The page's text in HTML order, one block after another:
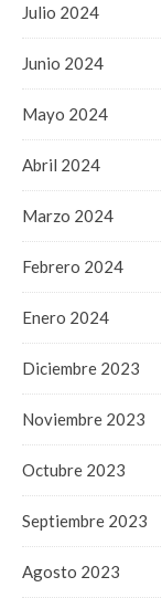
Julio 2024
Junio 2024
Mayo 2024
Abril 2024
Marzo 2024
Febrero 2024
Enero 2024
Diciembre 2023
Noviembre 2023
Octubre 2023
Septiembre 2023
Agosto 2023